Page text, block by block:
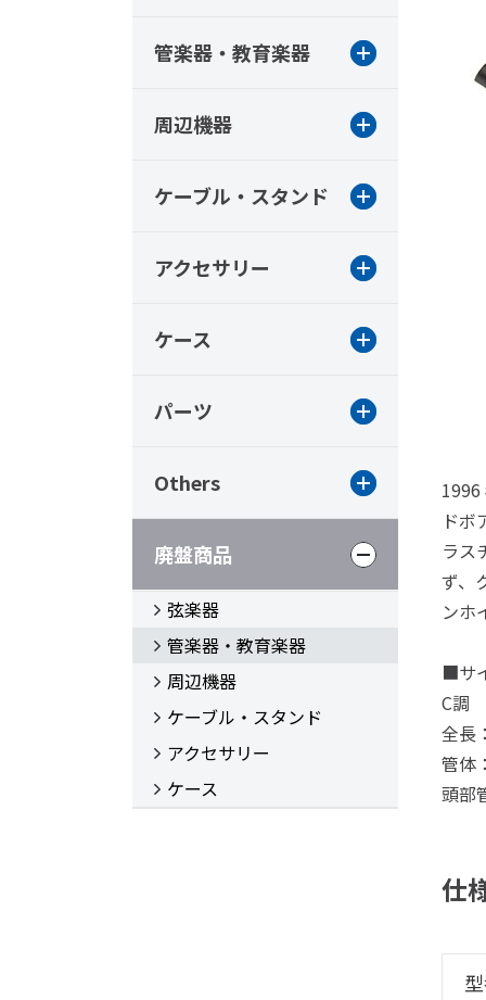
ドボ
ラス
ず、
ンホ
■サ
C調
全長
管体
頭部
仕
管楽器・教育楽器
周辺機器
ケーブル・スタンド
アクセサリー
ケース
パーツ
Others
廃盤商品
弦楽器
管楽器・教育楽器
周辺機器
ケーブル・スタンド
アクセサリー
ケース